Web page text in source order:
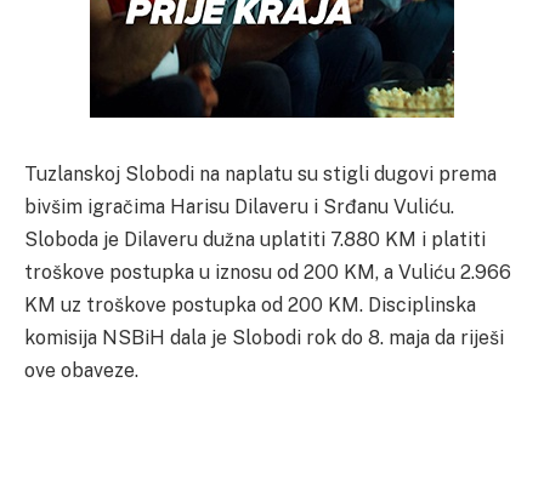
Tuzlanskoj Slobodi na naplatu su stigli dugovi prema
bivšim igračima Harisu Dilaveru i Srđanu Vuliću.
Sloboda je Dilaveru dužna uplatiti 7.880 KM i platiti
troškove postupka u iznosu od 200 KM, a Vuliću 2.966
KM uz troškove postupka od 200 KM. Disciplinska
komisija NSBiH dala je Slobodi rok do 8. maja da riješi
ove obaveze.